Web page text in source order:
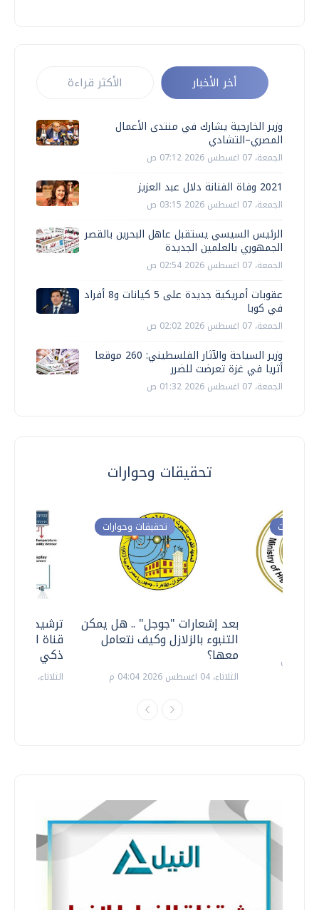
أخر الأخبار الأكثر قراءة
وزير الخارجية يشارك في منتدى الأعمال
المصري–التشادي
الجمعة، 07 اغسطس 2026 07:12 ص
2021 وفاة الفنانة دلال عبد العزيز
الجمعة، 07 اغسطس 2026 03:15 ص
الرئيس السيسي يستقبل عاهل البحرين بالقصر
الجمهوري بالعلمين الجديدة
الجمعة، 07 اغسطس 2026 02:54 ص
عقوبات أمريكية جديدة على 5 كيانات و8 أفراد
في كوبا
الجمعة، 07 اغسطس 2026 02:02 ص
وزير السياحة والآثار الفلسطيني: 260 موقعا
أثريا في غزة تعرضت للضرر
الجمعة، 07 اغسطس 2026 01:32 ص
تحقيقات وحوارات
ترشيدا
قناة
ذكي
الثلاثاء، 14 يوليو 2026 06:11 م
تحقيقات وحوارات
بعد إشعارات "جوجل" .. هل يمكن
التنبوء بالزلازل وكيف نتعامل
معها؟
الثلاثاء، 04 اغسطس 2026 04:04 م
وحوارات